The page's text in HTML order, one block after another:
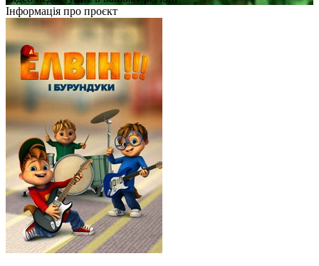
Інформація про проєкт